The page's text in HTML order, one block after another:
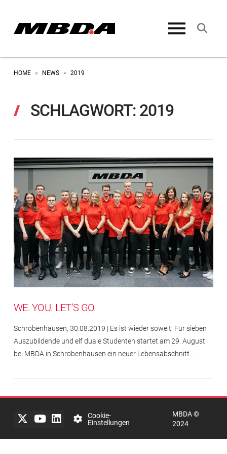
HOME » NEWS » 2019
SCHLAGWORT: 2019
WE. YOU. LET’S GO.
Schrobenhausen, 30.08.2019 | Es ist wieder soweit: Für sieben
Auszubildende und elf duale Studenten startet am 29. August
bei MBDA in Schrobenhausen ein neuer Lebensabschnitt…
Impressum
Datenschutzerklärung
mbda-
Cookie-
Einstellungen
MBDA ©
2024